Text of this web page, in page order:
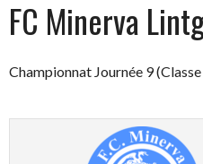
FC Minerva
Championnat Journée 9